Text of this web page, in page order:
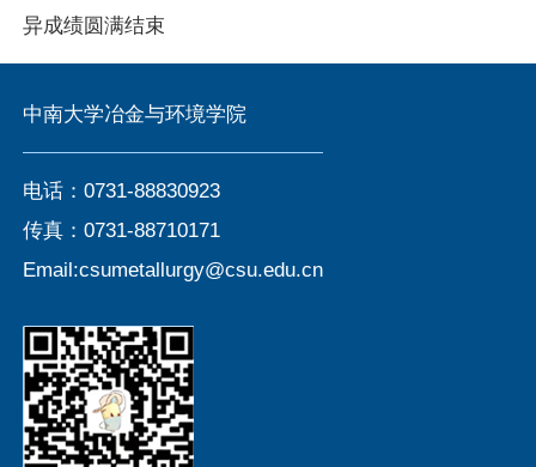
异成绩圆满结束
中南大学冶金与环境学院
电话：0731-88830923
传真：0731-88710171
Email:csumetallurgy@csu.edu.cn